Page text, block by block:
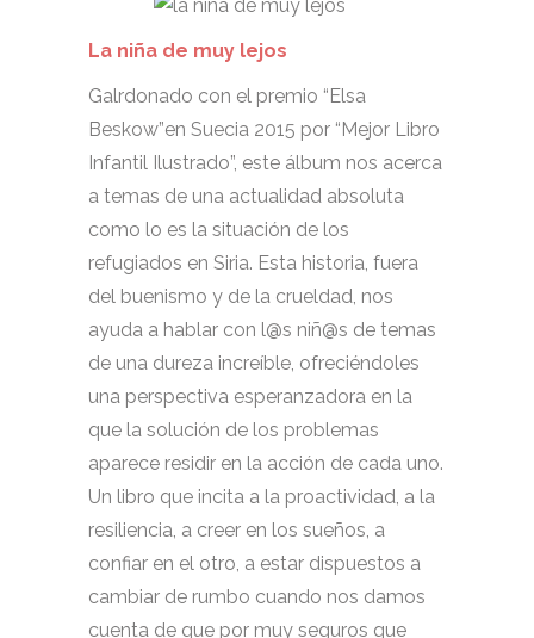
La niña de muy lejos
Galrdonado con el premio “Elsa
Beskow”en Suecia 2015 por “Mejor Libro
Infantil Ilustrado”, este álbum nos acerca
a temas de una actualidad absoluta
como lo es la situación de los
refugiados en Siria. Esta historia, fuera
del buenismo y de la crueldad, nos
ayuda a hablar con l@s niñ@s de temas
de una dureza increíble, ofreciéndoles
una perspectiva esperanzadora en la
que la solución de los problemas
aparece residir en la acción de cada uno.
Un libro que incita a la proactividad, a la
resiliencia, a creer en los sueños, a
confiar en el otro, a estar dispuestos a
cambiar de rumbo cuando nos damos
cuenta de que por muy seguros que